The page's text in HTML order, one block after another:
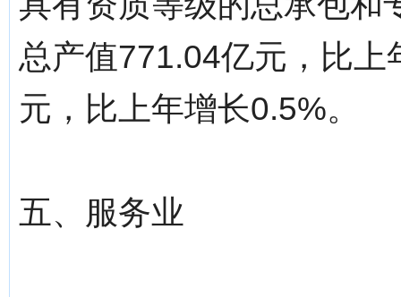
总产值771.04亿元，比
元，比上年增长0.5%。
五、服务业